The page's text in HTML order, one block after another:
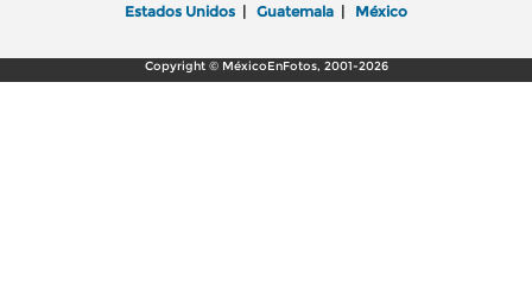
Estados Unidos | Guatemala | México
Copyright © MéxicoEnFotos, 2001-2026